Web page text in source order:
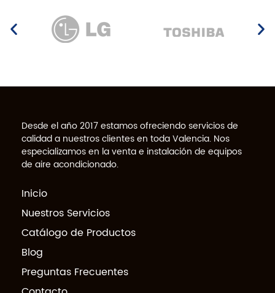
Desde el año 2017 estamos ofreciendo servicios de
calidad a nuestros clientes en toda Valencia. Nos
especializamos en la venta e instalación de equipos
de aire acondicionado.
Inicio
Nuestros Servicios
Catálogo de Productos
Blog
Preguntas Frecuentes